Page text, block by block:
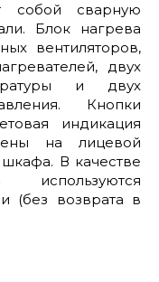
собой сварную
Блок нагрева
вентиляторов,
двух
и двух
Кнопки
индикация
на лицевой
В качестве
(без возврата в